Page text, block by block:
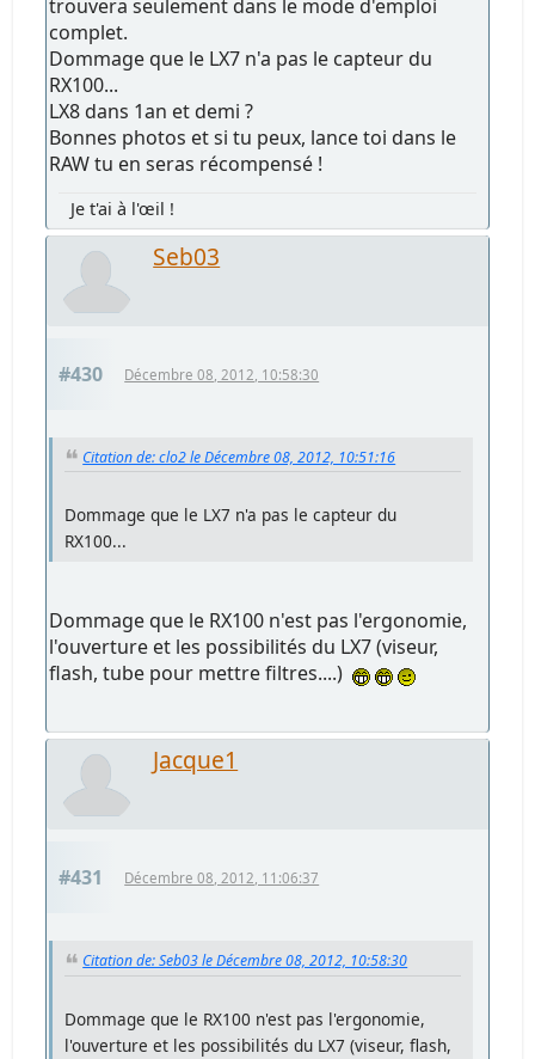
trouvera seulement dans le mode d'emploi
complet.
Dommage que le LX7 n'a pas le capteur du
RX100...
LX8 dans 1an et demi ?
Bonnes photos et si tu peux, lance toi dans le
RAW tu en seras récompensé !
Je t'ai à l'œil !
Seb03
#430 Décembre 08, 2012, 10:58:30
Citation de: clo2 le Décembre 08, 2012, 10:51:16
Dommage que le LX7 n'a pas le capteur du
RX100...
Dommage que le RX100 n'est pas l'ergonomie,
l'ouverture et les possibilités du LX7 (viseur,
flash, tube pour mettre filtres....)
Jacque1
#431 Décembre 08, 2012, 11:06:37
Citation de: Seb03 le Décembre 08, 2012, 10:58:30
Dommage que le RX100 n'est pas l'ergonomie,
l'ouverture et les possibilités du LX7 (viseur, flash,